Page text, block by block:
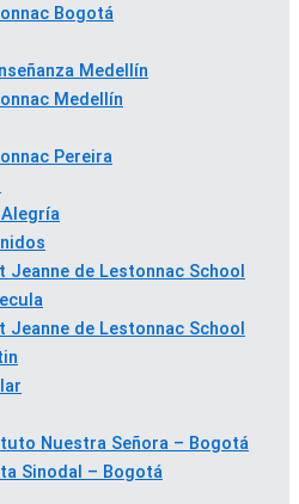
Bogotá
Medellín
Medellín
Pereira
Alegría
Jeanne de Lestonnac School
Jeanne de Lestonnac School
Nuestra Señora – Bogotá
Sinodal – Bogotá